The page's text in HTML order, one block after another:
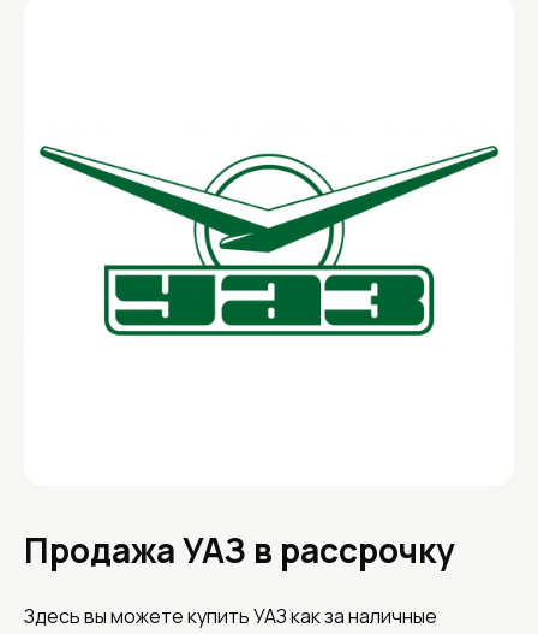
Продажа УАЗ в рассрочку
Здесь вы можете купить УАЗ как за наличные